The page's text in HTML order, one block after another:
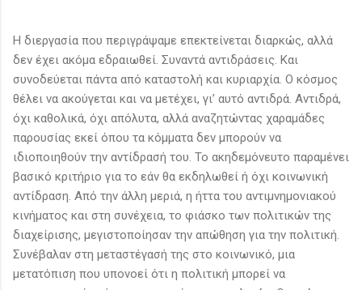
Η διεργασία που περιγράψαμε επεκτείνεται διαρκώς, αλλά
δεν έχει ακόμα εδραιωθεί. Συναντά αντιδράσεις. Και
συνοδεύεται πάντα από καταστολή και κυριαρχία. Ο κόσμος
θέλει να ακούγεται και να μετέχει, γι’ αυτό αντιδρά. Αντιδρά,
όχι καθολικά, όχι απόλυτα, αλλά αναζητώντας χαραμάδες
παρουσίας εκεί όπου τα κόμματα δεν μπορούν να
ιδιοποιηθούν την αντίδρασή του. Το ακηδεμόνευτο παραμένει
βασικό κριτήριο για το εάν θα εκδηλωθεί ή όχι κοινωνική
αντίδραση. Από την άλλη μεριά, η ήττα του αντιμνημονιακού
κινήματος και στη συνέχεια, το φιάσκο των πολιτικών της
διαχείρισης, μεγιστοποίησαν την απώθηση για την πολιτική.
Συνέβαλαν στη μεταστέγασή της στο κοινωνικό, μια
μετατόπιση που υπονοεί ότι η πολιτική μπορεί να